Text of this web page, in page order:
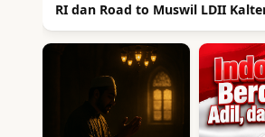
RI dan Road to Muswil LDII